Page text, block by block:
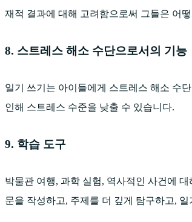
재적 결과에 대해 고려함으로써 그들은 어
8. 스트레스 해소 수단으로서의 기능
일기 쓰기는 아이들에게 스트레스 해소 수
인해 스트레스 수준을 낮출 수 있습니다.
9. 학습 도구
박물관 여행, 과학 실험, 역사적인 사건에
문을 작성하고, 주제를 더 깊게 탐구하고,